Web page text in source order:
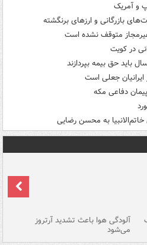
و آمریک
بازرگانی و ارزهای برنگشته
غیرمجاز متوقف نشده است
در کویت
جعلی است
دفاعی مکه
خاتم‌الانبیا به محسن رضایی
آلودگی هوا باعث تشدید آرتروز
می‌شود